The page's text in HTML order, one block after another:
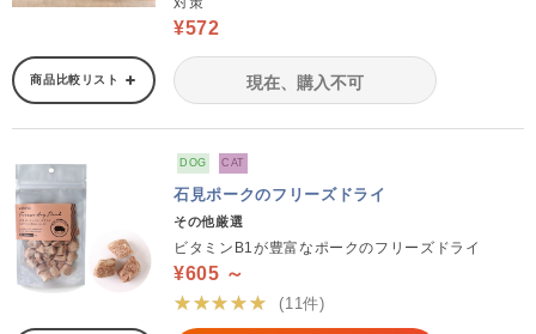
¥572
商品比較リスト 現在、購入不可
DOG CAT
石見ポークのフリーズドライ
その他厳選
ビタミンB1が豊富なポークのフリーズドライ
¥605 ～
★★★★★
(11件)